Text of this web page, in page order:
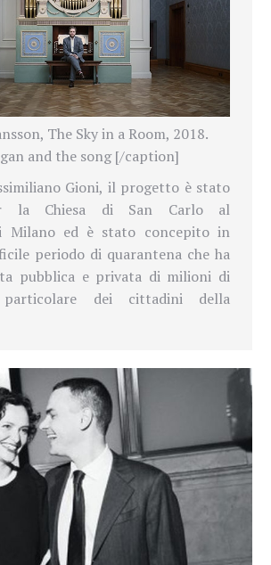
The Sky in a Room, 2018.
and the song [/caption]
Gioni, il progetto è stato
la Chiesa di San Carlo al
Milano ed è stato concepito in
periodo di quarantena che ha
pubblica e privata di milioni di
dei cittadini della